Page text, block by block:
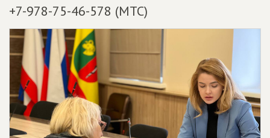
+7-978-75-46-578 (МТС)